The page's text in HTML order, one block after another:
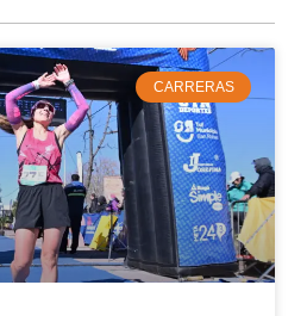
CARRERAS